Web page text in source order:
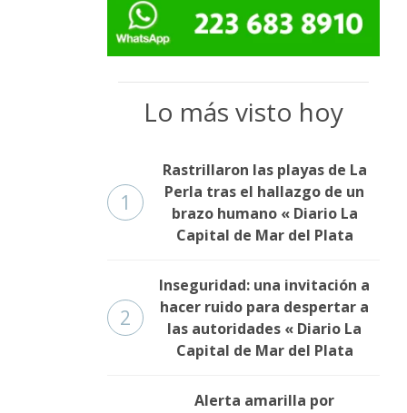
Lo más visto hoy
1
Rastrillaron las playas de La
Perla tras el hallazgo de un
brazo humano « Diario La
Capital de Mar del Plata
2
Inseguridad: una invitación a
hacer ruido para despertar a
las autoridades « Diario La
Capital de Mar del Plata
Alerta amarilla por